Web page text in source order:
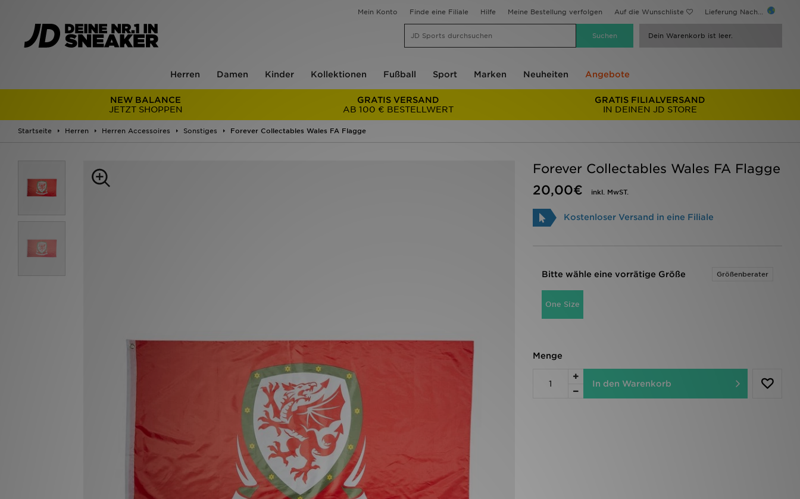
Mein Konto Finde eine Filiale Hilfe Meine Bestellung verfolgen Auf die Wunschliste Lieferung Nach...
Dein Warenkorb ist leer.
Herren Damen Kinder Kollektionen Fußball Sport Marken Neuheiten Angebote
NEW BALANCE
JETZT SHOPPEN
GRATIS VERSAND
AB 100 € BESTELLWERT
GRATIS FILIALVERSAND
IN DEINEN JD STORE
Startseite Herren Herren Accessoires Sonstiges Forever Collectables Wales FA Flagge
Forever Collectables Wales FA Flagge
20,00€
inkl. MwST.
Kostenloser Versand in eine Filiale
Bitte wähle eine vorrätige Größe Größenberater
One Size
Menge
In den Warenkorb